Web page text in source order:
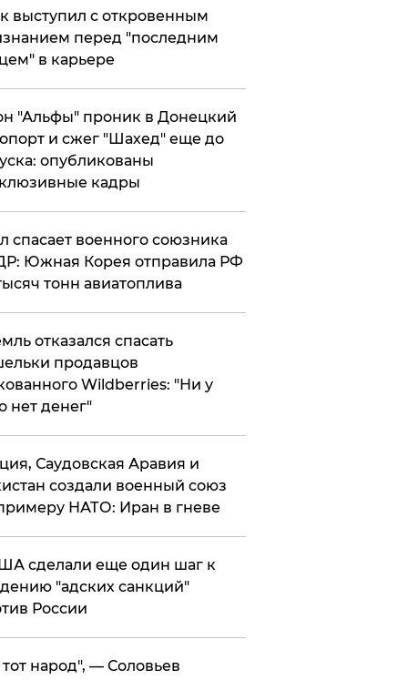
выступил с откровенным
перед "последним
в карьере
"Альфы" проник в Донецкий
и сжег "Шахед" еще до
опубликованы
кадры
спасает военного союзника
Южная Корея отправила РФ
тонн авиатоплива
отказался спасать
продавцов
Wildberries: "Ни у
нет денег"
Саудовская Аравия и
создали военный союз
НАТО: Иран в гневе
сделали еще один шаг к
"адских санкций"
России
народ", — Соловьев